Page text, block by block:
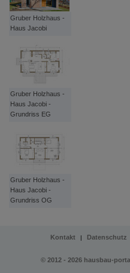
Gruber Holzhaus -
Haus Jacobi
Gruber Holzhaus -
Haus Jacobi -
Grundriss EG
Gruber Holzhaus -
Haus Jacobi -
Grundriss OG
Kontakt | Datenschutz
© 2012 - 2026 hausbau-